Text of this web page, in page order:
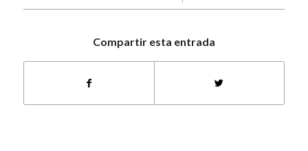
Compartir esta entrada